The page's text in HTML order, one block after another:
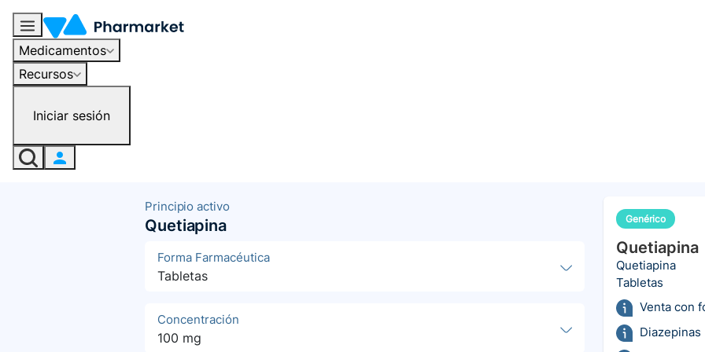
Medicamentos
Recursos
Iniciar sesión
Principio activo
Quetiapina
Forma Farmacéutica
Tabletas
Concentración
100 mg
Genérico
Quetiapina
Quetiapina
Tabletas
Venta con
Diazepinas